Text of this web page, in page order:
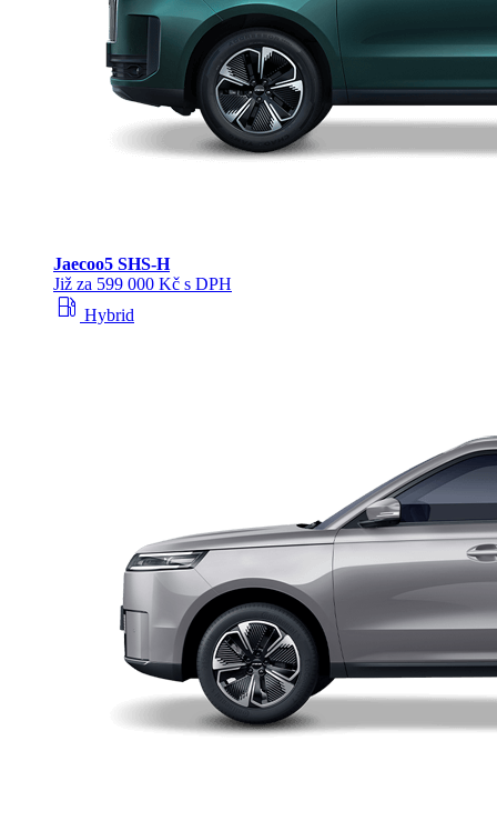
Jaecoo5 SHS-H
Již za 599 000 Kč s DPH
local_gas_station Hybrid